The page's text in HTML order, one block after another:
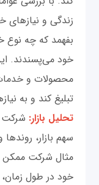
زندگی و نیازهای
بفهمد که چه نوع
خود می‌پسندند.
محصولات و
تبلیغ کند و به
تحلیل بازار: شرکت
سهم بازار،
مثال شرکت ممکن
خود در طول زمان،